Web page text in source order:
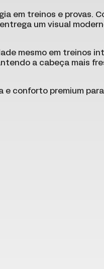
em treinos e provas.
um visual
mesmo em treinos
a cabeça mais
e conforto premium